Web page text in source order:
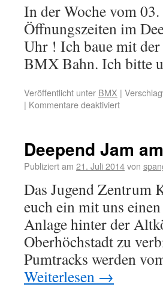
In der Woche vom
Öffnungszeiten im
Uhr ! Ich baue mit
BMX Bahn. Ich bitte
Veröffentlicht unter BMX |
| Kommentare deaktiviert
Deepend Jam
Publiziert am 21. Juli 2014von
Das Jugend Zentrum
euch ein mit uns
Anlage hinter der
Oberhöchstadt zu
Pumtracks werden
Weiterlesen →